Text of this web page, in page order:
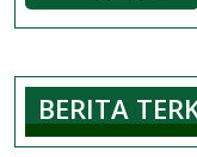
BERITA